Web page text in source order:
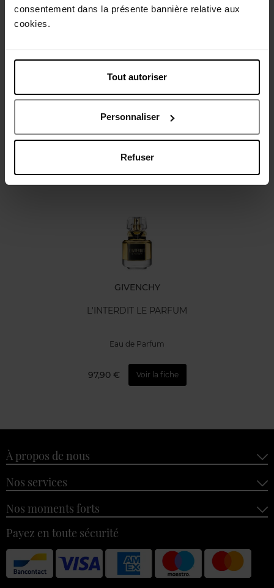
consentement dans la présente bannière relative aux
cookies.
Tout autoriser
Personnaliser
Refuser
Caractéristiques
Politique relative aux avis des clients
Oublié quelque chose ?
GIVENCHY
L'INTERDIT LE PARFUM
Eau de Parfum
97,90 € Voir la fiche
À propos de nous
Nos services
Nos moments forts
Payez en toute sécurité